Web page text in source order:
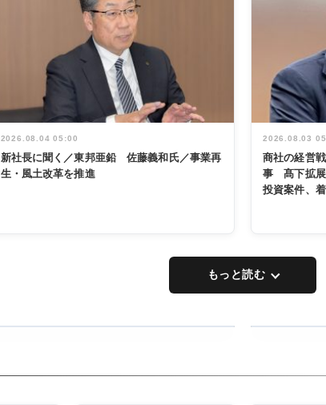
2026.08.04 05:00
新社長に聞く／東邦亜鉛 佐藤義和氏／事業再
生・風土改革を推進
2026.08.03
商社の経営
事 髙下拡展
投資案件、
もっと読む